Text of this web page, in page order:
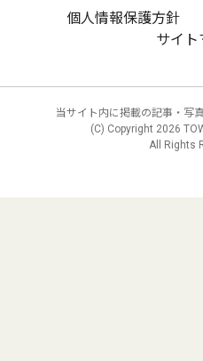
個人情報保護方針
サイト
当サイト内に掲載の記事・写
(C) Copyright 2026
All Rights